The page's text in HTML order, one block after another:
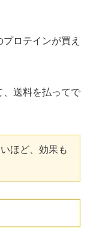
ロテインが買え
、送料を払ってで
ほど、効果も